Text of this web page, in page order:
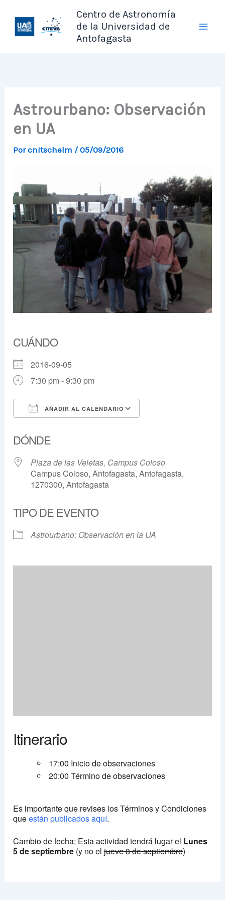
contenido
Centro de Astronomía
de la Universidad de
Antofagasta
Astrourbano: Observación
en UA
Porcnitschelm /05/09/2016
CUÁNDO
2016-09-05
7:30 pm - 9:30 pm
AÑADIR AL CALENDARIO
DÓNDE
Plaza de las Veletas, Campus Coloso
Campus Coloso, Antofagasta, Antofagasta,
1270300, Antofagasta
TIPO DE EVENTO
Astrourbano: Observación en la UA
Itinerario
17:00 Inicio de observaciones
20:00 Término de observaciones
Es importante que revises los Términos y Condiciones
queestán publicados aquí.
Cambio de fecha: Esta actividad tendrá lugar el Lunes
5 de septiembre (y no eljueve 8 de septiembre)